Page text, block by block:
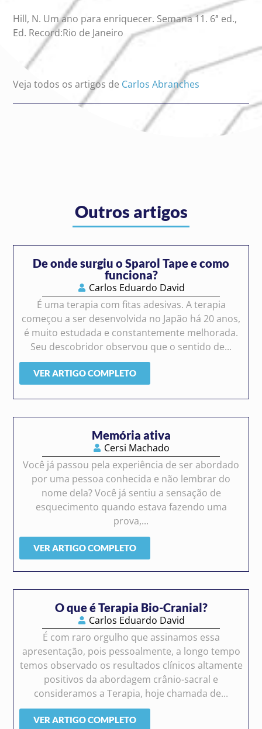
Hill, N. Um ano para enriquecer. Semana 11. 6ª ed.,
Ed. Record:Rio de Janeiro
Veja todos os artigos de Carlos Abranches
Outros artigos
De onde surgiu o Sparol Tape e como
funciona?
Carlos Eduardo David
É uma terapia com fitas adesivas. A terapia
começou a ser desenvolvida no Japão há 20 anos,
é muito estudada e constantemente melhorada.
Seu descobridor observou que o sentido de...
VER ARTIGO COMPLETO
Memória ativa
Cersi Machado
Você já passou pela experiência de ser abordado
por uma pessoa conhecida e não lembrar do
nome dela? Você já sentiu a sensação de
esquecimento quando estava fazendo uma
prova,...
VER ARTIGO COMPLETO
O que é Terapia Bio-Cranial?
Carlos Eduardo David
É com raro orgulho que assinamos essa
apresentação, pois pessoalmente, a longo tempo
temos observado os resultados clínicos altamente
positivos da abordagem crânio-sacral e
consideramos a Terapia, hoje chamada de...
VER ARTIGO COMPLETO